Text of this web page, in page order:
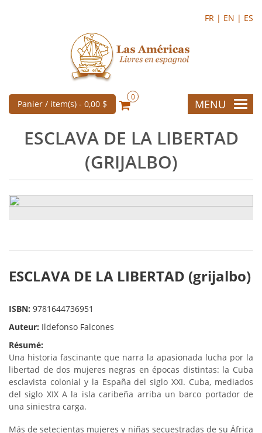
FR | EN | ES
Panier / item(s) - 0,00 $
0
MENU
ESCLAVA DE LA LIBERTAD
(GRIJALBO)
ESCLAVA DE LA LIBERTAD (grijalbo)
ISBN: 9781644736951
Auteur: Ildefonso Falcones
Résumé:
Una historia fascinante que narra la apasionada lucha por la
libertad de dos mujeres negras en épocas distintas: la Cuba
esclavista colonial y la España del siglo XXI. Cuba, mediados
del siglo XIX A la isla caribeña arriba un barco portador de
una siniestra carga.
Más de setecientas mujeres y niñas secuestradas de su África